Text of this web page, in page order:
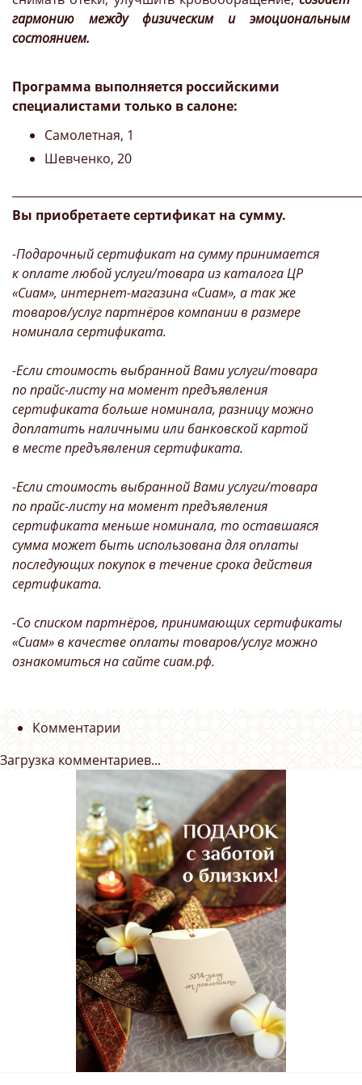
гармонию между физическим и эмоциональным
состоянием.
Программа выполняется российскими
специалистами только в салоне:
Самолетная, 1
Шевченко, 20
Вы приобретаете сертификат на сумму.
-Подарочный сертификат на сумму принимается
к оплате любой услуги/товара из каталога ЦР
«Сиам», интернет-магазина «Сиам», а так же
товаров/услуг партнёров компании в размере
номинала сертификата.
-Если стоимость выбранной Вами услуги/товара
по прайс-листу на момент предъявления
сертификата больше номинала, разницу можно
доплатить наличными или банковской картой
в месте предъявления сертификата.
-Если стоимость выбранной Вами услуги/товара
по прайс-листу на момент предъявления
сертификата меньше номинала, то оставшаяся
сумма может быть использована для оплаты
последующих покупок в течение срока действия
сертификата.
-Со списком партнёров, принимающих сертификаты
«Сиам» в качестве оплаты товаров/услуг можно
ознакомиться на сайте сиам.рф.
Комментарии
Загрузка комментариев...